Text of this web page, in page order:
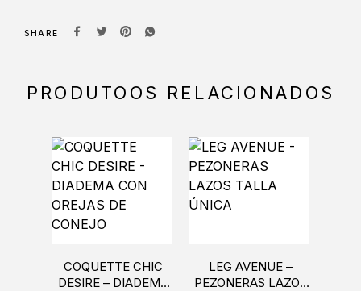
SHARE
PRODUTOOS RELACIONADOS
COQUETTE CHIC
DESIRE – DIADEMA
LEG AVENUE –
PEZONERAS LAZOS